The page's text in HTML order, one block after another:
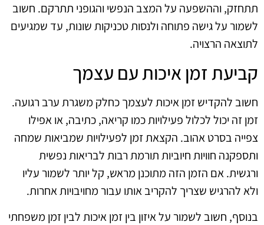
תתחזק, וההשפעה על המצב הנפשי והגופני תתרקם. חשוב
לשמור על גישה פתוחה ולנסות טכניקות שונות, עד שמגיעים
לתוצאה הרצויה.
קביעת זמן איכות עם עצמך
חשוב להקדיש זמן איכות לעצמך כחלק משגרת ערב רגועה.
זמן זה יכול לכלול פעילויות כמו קריאה, כתיבה, או אפילו
צפייה בסרט אהוב. הקצאת זמן לפעילויות שמביאות שמחה
ותספקנה חוויות חיוביות תורמת רבות לבריאות נפשית
ורגשית. אם הזמן הזה מתוכנן מראש, קל יותר לשמור עליו
ולא להרגיש שצריך להקריב אותו עבור מחויבויות אחרות.
בנוסף, חשוב לשמור על איזון בין זמן איכות לבין זמן משפחתי